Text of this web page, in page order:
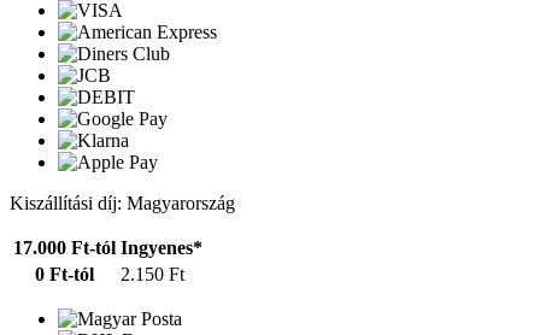
Kiszállítási díj: Magyarország
17.000 Ft-tól Ingyenes*
0 Ft-tól
2.150 Ft